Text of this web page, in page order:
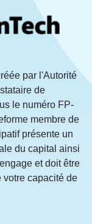
par l'Autorité
de
le numéro FP-
membre de
présente un
du capital ainsi
et doit être
votre capacité de